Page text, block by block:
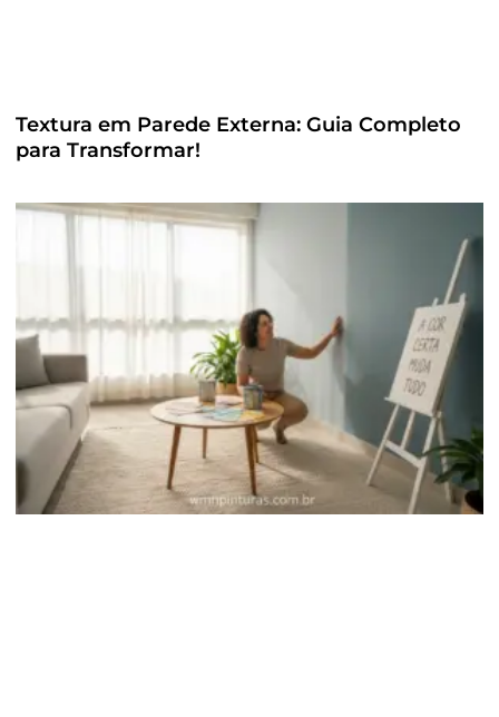
Textura em Parede Externa: Guia Completo
para Transformar!